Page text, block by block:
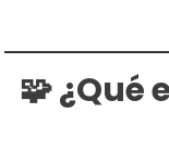
🧩 ¿Qué